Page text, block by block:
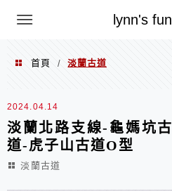
lynn's
menu
首頁 / 淡蘭古道
淡蘭古道
2024.04.14
淡蘭北路支線-龜媽坑
道-虎子山古道O型
淡蘭古道